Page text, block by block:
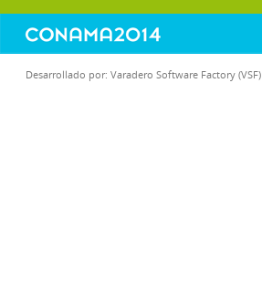
Desarrollado por: Varadero Software Factory (VSF)